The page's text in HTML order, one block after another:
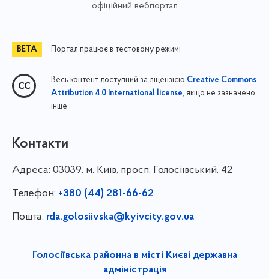
офіційний вебпортал
Портал працює в тестовому режимі
Весь контент доступний за ліцензією Creative Commons
Attribution 4.0 International license, якщо не зазначено
інше
Контакти
Адреса: 03039, м. Київ, просп. Голосіївський, 42
Телефон: +380 (44) 281-66-62
Пошта: rda.golosiivska@kyivcity.gov.ua
Голосіївська районна в місті Києві державна
адміністрація